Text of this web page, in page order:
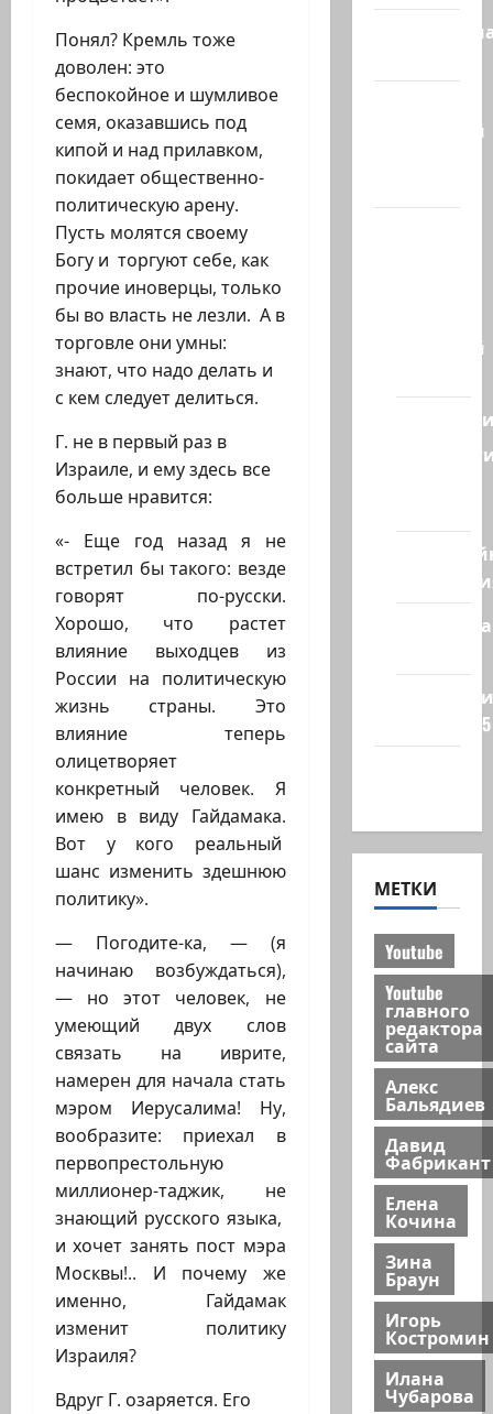
Понял? Кремль тоже
доволен: это
беспокойное и шумливое
семя, оказавшись под
кипой и над прилавком,
покидает общественно-
политическую арену.
Пусть молятся своему
Богу и торгуют себе, как
прочие иноверцы, только
бы во власть не лезли. А в
торговле они умны:
знают, что надо делать и
с кем следует делиться.
Г. не в первый раз в
Израиле, и ему здесь все
больше нравится:
«- Еще год назад я не
встретил бы такого: везде
говорят по-русски.
Хорошо, что растет
влияние выходцев из
России на политическую
жизнь страны. Это
влияние теперь
олицетворяет
конкретный человек. Я
имею в виду Гайдамака.
Вот у кого реальный
шанс изменить здешнюю
политику».
— Погодите-ка, — (я
начинаю возбуждаться),
— но этот человек, не
умеющий двух слов
связать на иврите,
намерен для начала стать
мэром Иерусалима! Ну,
вообразите: приехал в
первопрестольную
миллионер-таджик, не
знающий русского языка,
и хочет занять пост мэра
Москвы!.. И почему же
именно, Гайдамак
изменит политику
Израиля?
Вдруг Г. озаряется. Его
Котлярский
Ближний
Полемика
сайта 2025
МЕТКИ
Youtube
Youtube
главного
редактора
сайта
Алекс
Бальядиев
Давид
Фабрикант
Елена
Кочина
Зина
Браун
Игорь
Костромин
Илана
Чубарова